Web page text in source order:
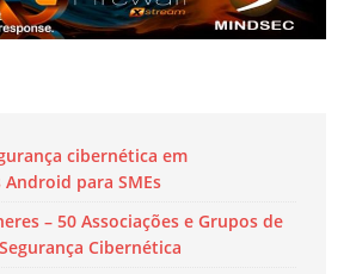
cibernética em
para SMEs
– 50 Associações e Grupos de
Cibernética